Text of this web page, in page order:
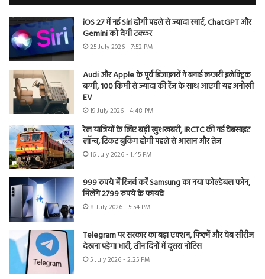
iOS 27 में नई Siri होगी पहले से ज्यादा स्मार्ट, ChatGPT और
Gemini को देगी टक्कर
25 July 2026 - 7:52 PM
Audi और Apple के पूर्व डिजाइनरों ने बनाई लग्जरी इलेक्ट्रिक
बग्गी, 100 किमी से ज्यादा की रेंज के साथ आएगी यह अनोखी
EV
19 July 2026 - 4:48 PM
रेल यात्रियों के लिए बड़ी खुशखबरी, IRCTC की नई वेबसाइट
लॉन्च, टिकट बुकिंग होगी पहले से आसान और तेज
16 July 2026 - 1:45 PM
999 रुपये में रिजर्व करें Samsung का नया फोल्डेबल फोन,
मिलेंगे 2799 रुपये के फायदे
8 July 2026 - 5:54 PM
Telegram पर सरकार का बड़ा एक्शन, फिल्में और वेब सीरीज
देखना पड़ेगा भारी, तीन दिनों में दूसरा नोटिस
5 July 2026 - 2:25 PM